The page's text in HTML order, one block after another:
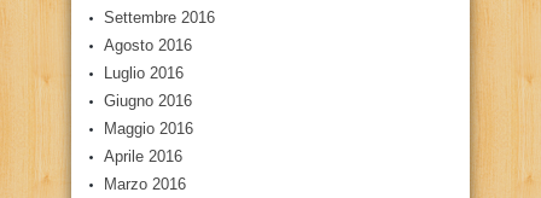
Settembre 2016
Agosto 2016
Luglio 2016
Giugno 2016
Maggio 2016
Aprile 2016
Marzo 2016